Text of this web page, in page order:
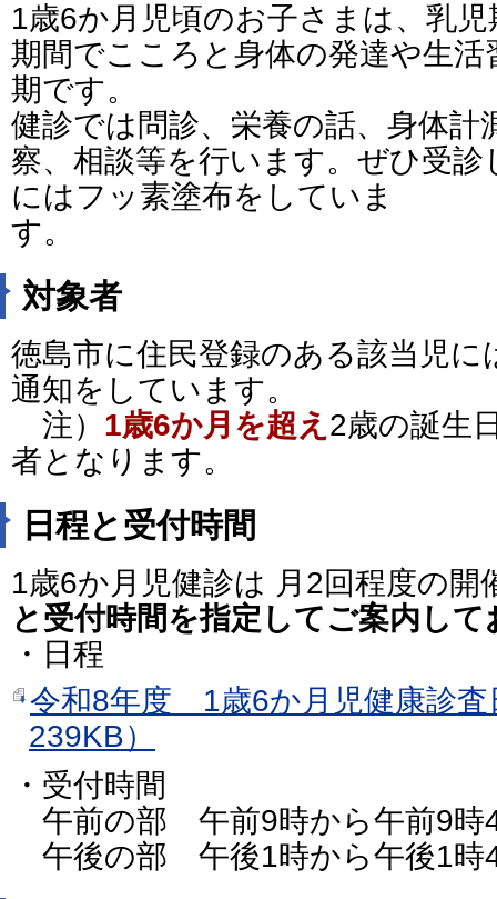
1歳6か月児頃のお子さまは、乳
期間でこころと身体の発達や生
期です。
健診では問診、栄養の話、身体計
察、相談等を行います。ぜひ受
にはフッ素塗布をしていま
す。
対象者
徳島市に住民登録のある該当児に
通知をしています。
注） 1歳6か月を超え 2歳の誕生
者となります。
日程と受付時間
1歳6か月児健診は 月2回程度の開
と受付時間を指定してご案内して
・日程
令和8年度 1歳6か月児健康診査
239KB）
・受付時間
午前の部 午前9時から午
午後の部 午後1時から午後1時